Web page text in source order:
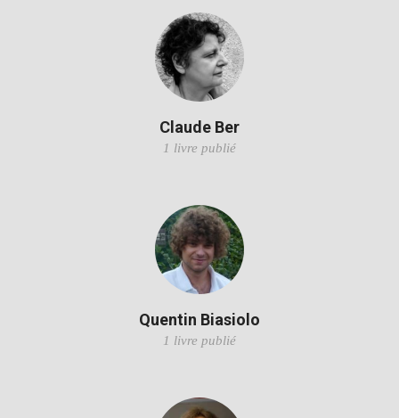
Claude Ber
1 livre publié
Quentin Biasiolo
1 livre publié